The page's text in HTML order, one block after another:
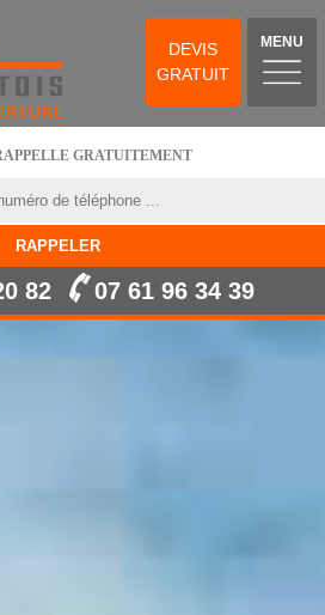
DEVIS
GRATUIT
MENU
GRATUITEMENT
82 07 61 96 34 39